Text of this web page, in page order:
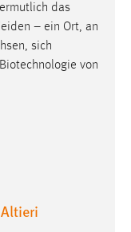
das
– ein Ort, an
sich
von